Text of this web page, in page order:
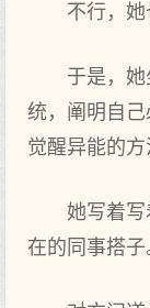
不行，她
于是，
统，阐明自
觉醒异能的方
她写着
在的同事搭子